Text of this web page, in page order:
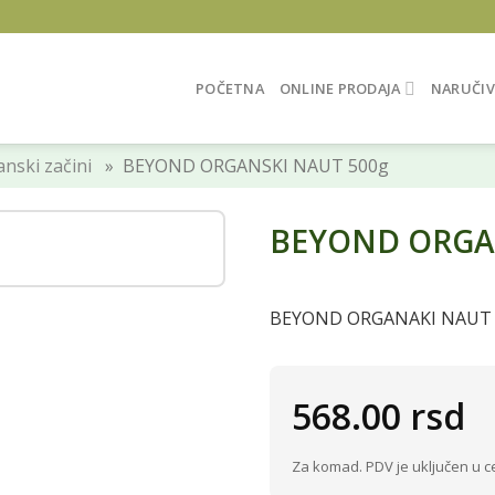
POČETNA ONLINE PRODAJA
začini » BEYOND ORGANSKI NAUT 500g
BEYOND
BEYOND ORGANAKI
568.00 rsd
Za komad. PDV je uključen u